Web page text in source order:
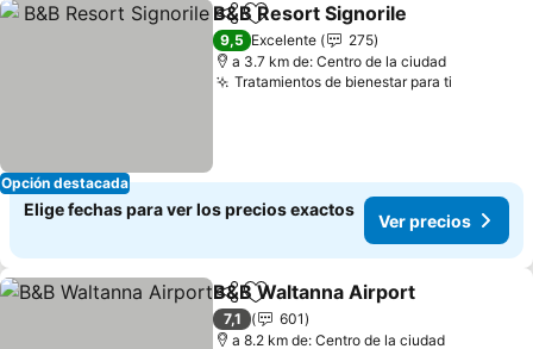
Opción destacada
CompartirAgregar a favoritos
B&B Resort Signorile
9,5 Excelente
275
a 3.7 km de: Centro de la ciudad
Tratamientos de bienestar para ti
Elige fechas para ver los precios exactos
Ver precios
CompartirAgregar a favoritos
B&B Waltanna Airport
7,1
601
a 8.2 km de: Centro de la ciudad